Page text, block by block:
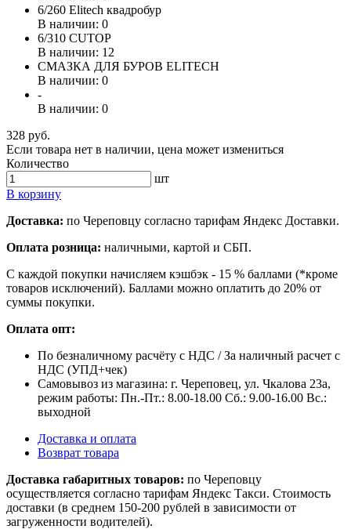
6/260 Elitech квадробур
В наличии: 0
6/310 CUTOP
В наличии: 12
СМАЗКА ДЛЯ БУРОВ ELITECH
В наличии: 0
-
В наличии: 0
328 руб.
Если товара нет в наличии, цена может измениться
Количество
шт
В корзину
Доставка: по Череповцу согласно тарифам Яндекс Доставки.
Оплата розница: наличными, картой и СБП.
С каждой покупки начисляем кэшбэк - 15 % баллами (*кроме
товаров исключений). Баллами можно оплатить до 20% от
суммы покупки.
Оплата опт:
По безналичному расчёту с НДС / За наличный расчет с
НДС (УПД+чек)
Самовывоз из магазина: г. Череповец, ул. Чкалова 23а,
режим работы: Пн.-Пт.: 8.00-18.00 Сб.: 9.00-16.00 Вс.:
выходной
Доставка и оплата
Возврат товара
Доставка габаритных товаров: по Череповцу
осуществляется согласно тарифам Яндекс Такси. Стоимость
доставки (в среднем 150-200 рублей в зависимости от
загруженности водителей).